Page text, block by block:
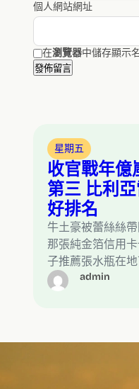
個人網站網址
在瀏覽器中儲存顯示
星期五
收官戰年億
第三 比利
好排名
牛土豪被蕾絲絲
那張純金箔信用
子推薦張水瓶在
admin